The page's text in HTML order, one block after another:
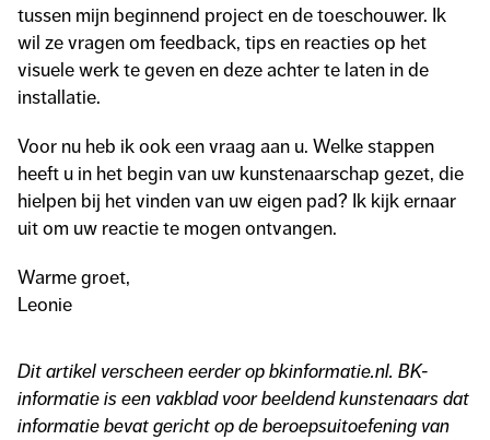
tussen mijn beginnend project en de toeschouwer. Ik
wil ze vragen om feedback, tips en reacties op het
visuele werk te geven en deze achter te laten in de
installatie.
Voor nu heb ik ook een vraag aan u. Welke stappen
heeft u in het begin van uw kunstenaarschap gezet, die
hielpen bij het vinden van uw eigen pad? Ik kijk ernaar
uit om uw reactie te mogen ontvangen.
Warme groet,
Leonie
Dit artikel verscheen eerder op bkinformatie.nl. BK-
informatie is een vakblad voor beeldend kunstenaars dat
informatie bevat gericht op de beroepsuitoefening van